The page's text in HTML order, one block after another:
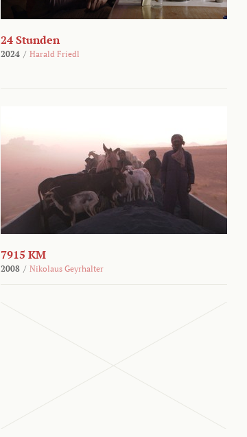
24 Stunden
2024 / Harald Friedl
7915 KM
2008 / Nikolaus Geyrhalter